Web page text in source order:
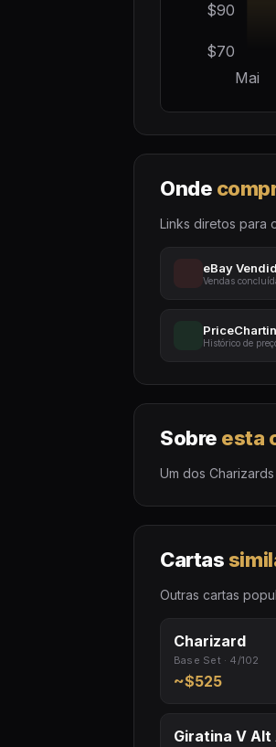
$70
$90
Mai
Onde
Links diretos para
eBay
Vendas
Histórico de
Sobre esta
Um dos
Cartas
Outras cartas
Charizard
Base Set · 4/102
~$525
Giratina V